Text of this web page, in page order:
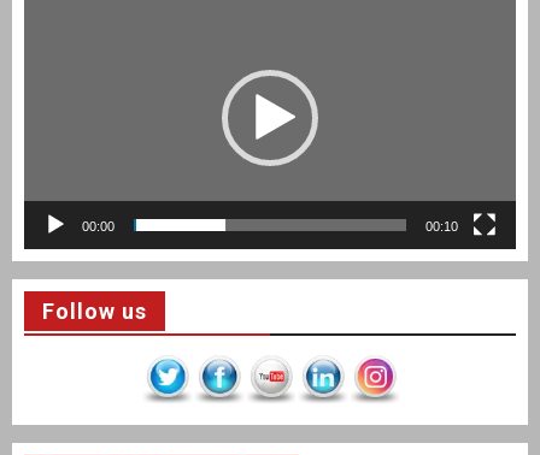
00:00 00:10
Follow us